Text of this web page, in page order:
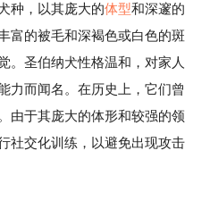
种，以其庞大的体型和深邃的
富的被毛和深褐色或白色的斑
。圣伯纳犬性格温和，对家人
力而闻名。在历史上，它们曾
由于其庞大的体形和较强的领
社交化训练，以避免出现攻击